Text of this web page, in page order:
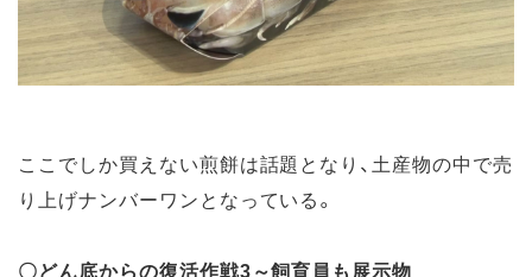
ここでしか買えない煎餅は話題となり、土産物の中で売
り上げナンバーワンとなっている。
〇どん底からの復活作戦3～飼育員も展示物